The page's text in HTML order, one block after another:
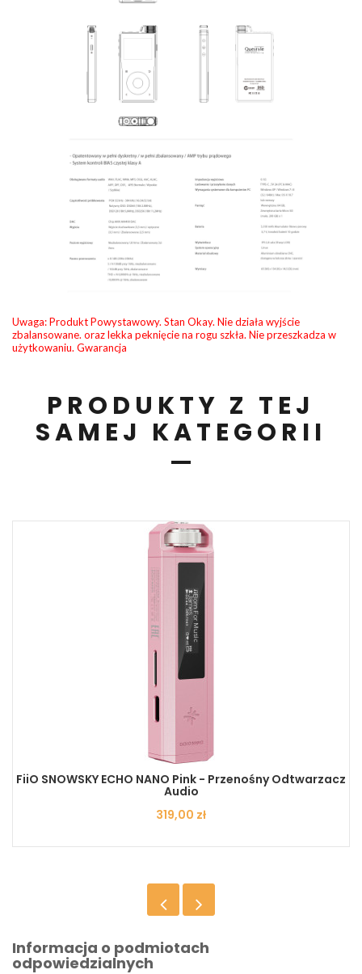
Uwaga: Produkt Powystawowy. Stan Okay. Nie działa wyjście
zbalansowane. oraz lekka peknięcie na rogu szkła. Nie przeszkadza w
użytkowaniu. Gwarancja
PRODUKTY Z TEJ
SAMEJ KATEGORII
FiiO SNOWSKY ECHO NANO Pink - Przenośny Odtwarzacz
Audio
Cena
319,00 zł
Informacja o podmiotach
odpowiedzialnych